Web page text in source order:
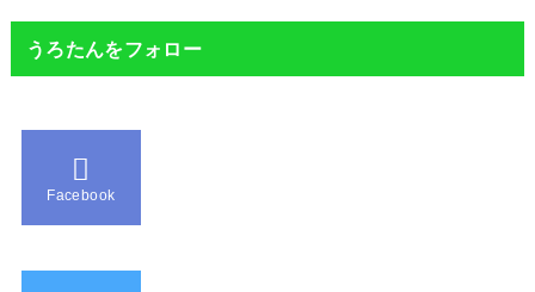
うろたんをフォロー
Facebook